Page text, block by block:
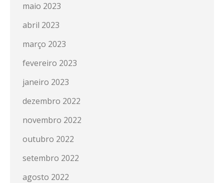
maio 2023
abril 2023
março 2023
fevereiro 2023
janeiro 2023
dezembro 2022
novembro 2022
outubro 2022
setembro 2022
agosto 2022